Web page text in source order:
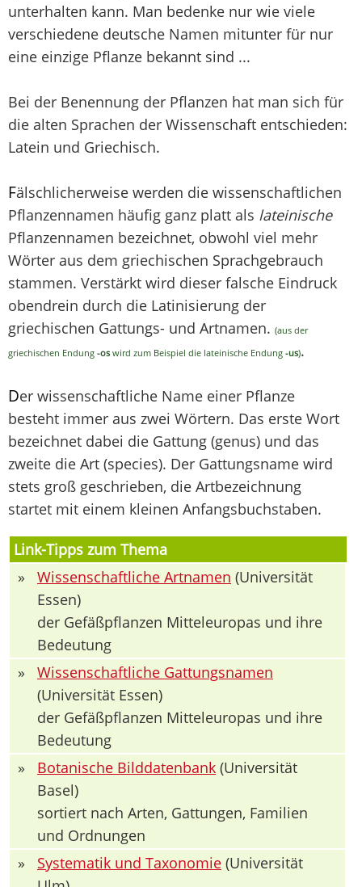
unterhalten kann. Man bedenke nur wie viele
verschiedene deutsche Namen mitunter für nur
eine einzige Pflanze bekannt sind ...
Bei der Benennung der Pflanzen hat man sich für
die alten Sprachen der Wissenschaft entschieden:
Latein und Griechisch.
Fälschlicherweise werden die wissenschaftlichen
Pflanzennamen häufig ganz platt als lateinische
Pflanzennamen bezeichnet, obwohl viel mehr
Wörter aus dem griechischen Sprachgebrauch
stammen. Verstärkt wird dieser falsche Eindruck
obendrein durch die Latinisierung der
griechischen Gattungs- und Artnamen. (aus der
griechischen Endung -os wird zum Beispiel die lateinische Endung -us).
Der wissenschaftliche Name einer Pflanze
besteht immer aus zwei Wörtern. Das erste Wort
bezeichnet dabei die Gattung (genus) und das
zweite die Art (species). Der Gattungsname wird
stets groß geschrieben, die Artbezeichnung
startet mit einem kleinen Anfangsbuchstaben.
Link-Tipps zum Thema
»
Wissenschaftliche Artnamen (Universität
Essen)
der Gefäßpflanzen Mitteleuropas und ihre
Bedeutung
»
Wissenschaftliche Gattungsnamen
(Universität Essen)
der Gefäßpflanzen Mitteleuropas und ihre
Bedeutung
»
Botanische Bilddatenbank (Universität
Basel)
sortiert nach Arten, Gattungen, Familien
und Ordnungen
»
Systematik und Taxonomie (Universität